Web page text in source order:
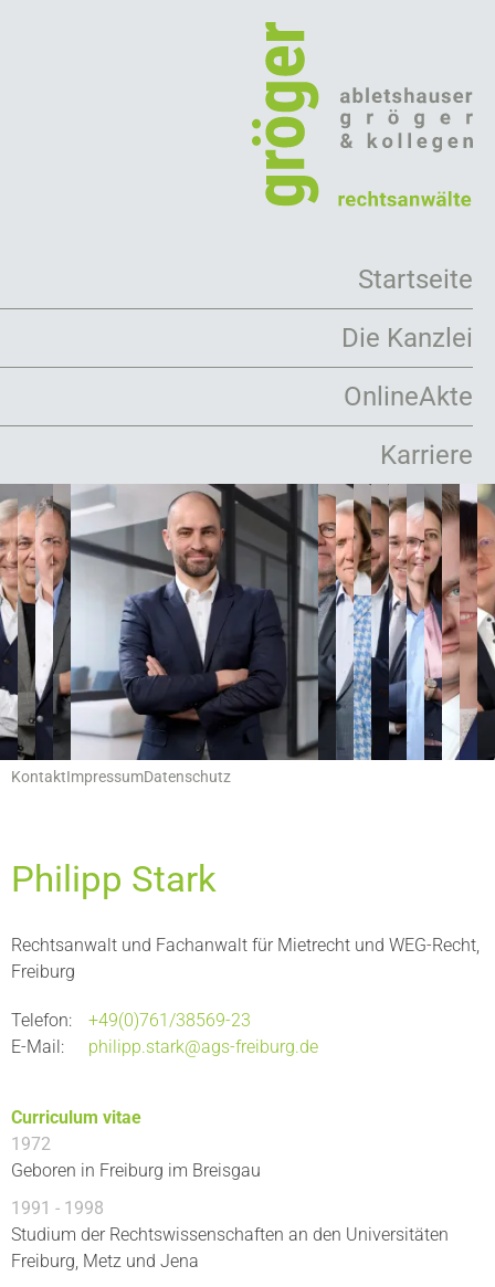
Servicemenu
KontaktImpressumDatenschutz
Hauptnavigation
Startseite
Die Kanzlei
Arbeitsweise
Mandanten
Kooperationen
Leistungen
OnlineAkte
Karriere
Philipp Stark
Rechtsanwalt und Fachanwalt für Mietrecht und WEG-Recht,
Freiburg
Telefon
+49(0)761/38569-23
E-Mail
philipp.stark@ags-freiburg.de
Curriculum vitae
1972
Geboren in Freiburg im Breisgau
1991 - 1998
Studium der Rechtswissenschaften an den Universitäten
Freiburg, Metz und Jena